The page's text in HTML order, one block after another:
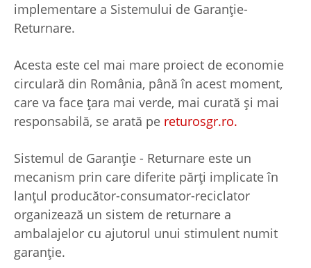
implementare a Sistemului de Garanție-
Returnare.
Acesta este cel mai mare proiect de economie
circulară din România, până în acest moment,
care va face țara mai verde, mai curată și mai
responsabilă, se arată pe returosgr.ro.
Sistemul de Garanție - Returnare este un
mecanism prin care diferite părți implicate în
lanțul producător-consumator-reciclator
organizează un sistem de returnare a
ambalajelor cu ajutorul unui stimulent numit
garanție.